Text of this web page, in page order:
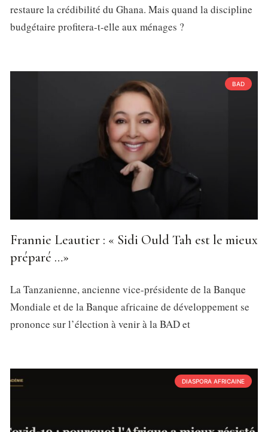
restaure la crédibilité du Ghana. Mais quand la discipline
budgétaire profitera-t-elle aux ménages ?
BAD
Frannie Leautier : « Sidi Ould Tah est le mieux
préparé …»
La Tanzanienne, ancienne vice-présidente de la Banque
Mondiale et de la Banque africaine de développement se
prononce sur l’élection à venir à la BAD et
DIASPORA AFRICAINE